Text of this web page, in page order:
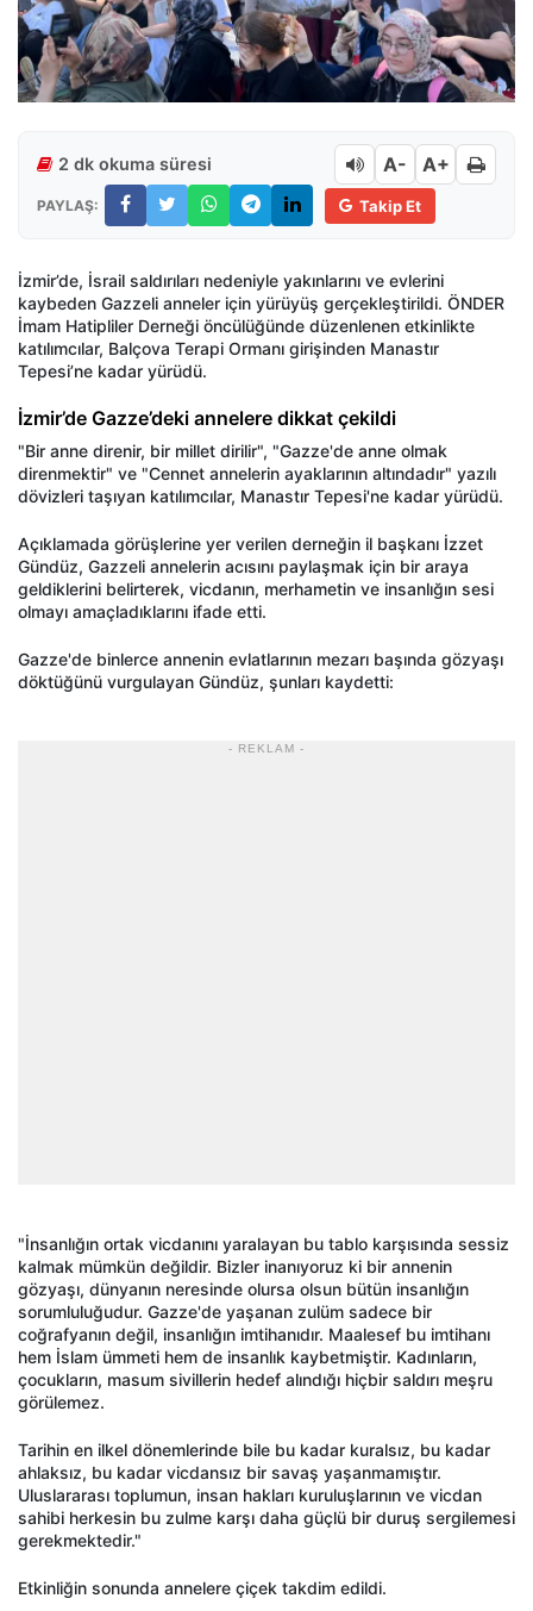
2 dk okuma süresi A- A+
PAYLAŞ: Takip Et
İzmir’de, İsrail saldırıları nedeniyle yakınlarını ve evlerini
kaybeden Gazzeli anneler için yürüyüş gerçekleştirildi. ÖNDER
İmam Hatipliler Derneği öncülüğünde düzenlenen etkinlikte
katılımcılar, Balçova Terapi Ormanı girişinden Manastır
Tepesi’ne kadar yürüdü.
İzmir’de Gazze’deki annelere dikkat çekildi
"Bir anne direnir, bir millet dirilir", "Gazze'de anne olmak
direnmektir" ve "Cennet annelerin ayaklarının altındadır" yazılı
dövizleri taşıyan katılımcılar, Manastır Tepesi'ne kadar yürüdü.
Açıklamada görüşlerine yer verilen derneğin il başkanı İzzet
Gündüz, Gazzeli annelerin acısını paylaşmak için bir araya
geldiklerini belirterek, vicdanın, merhametin ve insanlığın sesi
olmayı amaçladıklarını ifade etti.
Gazze'de binlerce annenin evlatlarının mezarı başında gözyaşı
döktüğünü vurgulayan Gündüz, şunları kaydetti:
- REKLAM -
"İnsanlığın ortak vicdanını yaralayan bu tablo karşısında sessiz
kalmak mümkün değildir. Bizler inanıyoruz ki bir annenin
gözyaşı, dünyanın neresinde olursa olsun bütün insanlığın
sorumluluğudur. Gazze'de yaşanan zulüm sadece bir
coğrafyanın değil, insanlığın imtihanıdır. Maalesef bu imtihanı
hem İslam ümmeti hem de insanlık kaybetmiştir. Kadınların,
çocukların, masum sivillerin hedef alındığı hiçbir saldırı meşru
görülemez.
Tarihin en ilkel dönemlerinde bile bu kadar kuralsız, bu kadar
ahlaksız, bu kadar vicdansız bir savaş yaşanmamıştır.
Uluslararası toplumun, insan hakları kuruluşlarının ve vicdan
sahibi herkesin bu zulme karşı daha güçlü bir duruş sergilemesi
gerekmektedir."
Etkinliğin sonunda annelere çiçek takdim edildi.